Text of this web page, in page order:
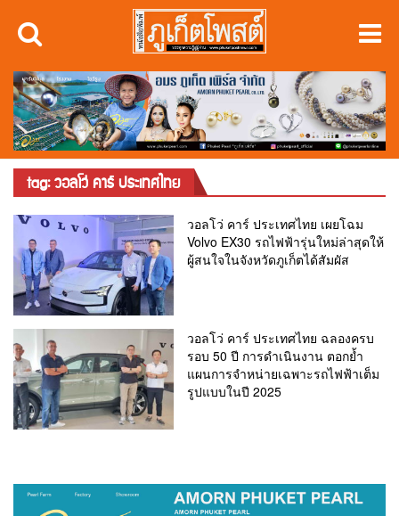
tag: วอลโว่ คาร์ ประเทศไทย
วอลโว่ คาร์ ประเทศไทย เผยโฉม
Volvo EX30 รถไฟฟ้ารุ่นใหม่ล่าสุดให้
ผู้สนใจในจังหวัดภูเก็ตได้สัมผัส
วอลโว่ คาร์ ประเทศไทย ฉลองครบ
รอบ 50 ปี การดำเนินงาน ตอกย้ำ
แผนการจำหน่ายเฉพาะรถไฟฟ้าเต็ม
รูปแบบในปี 2025